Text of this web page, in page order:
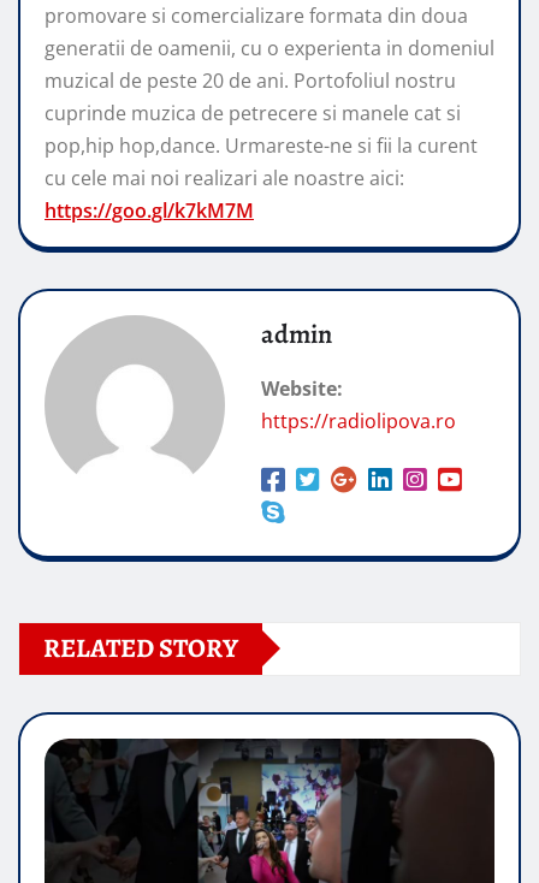
promovare si comercializare formata din doua
generatii de oamenii, cu o experienta in domeniul
muzical de peste 20 de ani. Portofoliul nostru
cuprinde muzica de petrecere si manele cat si
pop,hip hop,dance. Urmareste-ne si fii la curent
cu cele mai noi realizari ale noastre aici:
https://goo.gl/k7kM7M
admin
Website:
https://radiolipova.ro
RELATED STORY